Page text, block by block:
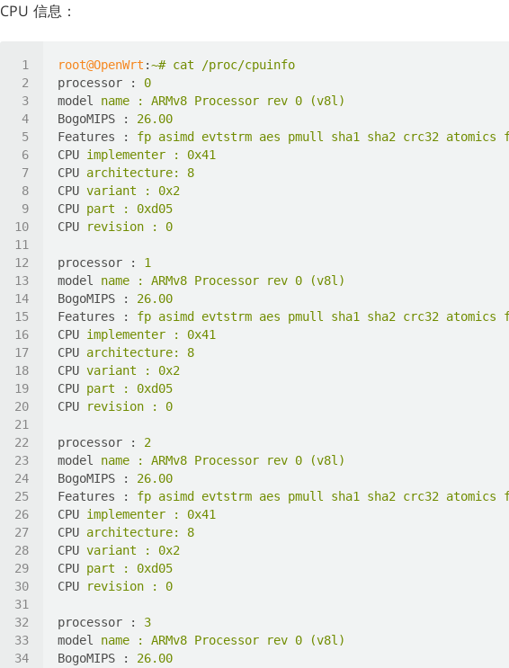
CPU 信息：
root@OpenWrt :~# cat /proc/cpuinfo
processor : 0
model
name : ARMv8 Processor rev 0 (v8l)
BogoMIPS : 26.00
Features : fp asimd evtstrm aes pmull sha1 sha2 crc32 atomics
CPU implementer : 0x41
CPU architecture: 8
CPU variant : 0x2
CPU part : 0xd05
CPU
revision : 0
processor : 1
model
name : ARMv8 Processor rev 0 (v8l)
BogoMIPS : 26.00
Features : fp asimd evtstrm aes pmull sha1 sha2 crc32 atomics
CPU implementer : 0x41
CPU architecture: 8
CPU variant : 0x2
CPU part : 0xd05
CPU
revision : 0
processor : 2
model
name : ARMv8 Processor rev 0 (v8l)
BogoMIPS : 26.00
Features : fp asimd evtstrm aes pmull sha1 sha2 crc32 atomics
CPU implementer : 0x41
CPU architecture: 8
CPU variant : 0x2
CPU part : 0xd05
CPU
revision : 0
processor : 3
model
name : ARMv8 Processor rev 0 (v8l)
BogoMIPS : 26.00